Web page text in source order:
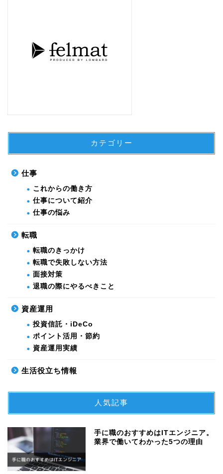
カテゴリー
仕事
これからの働き方
仕事について紹介
仕事の悩み
転職
転職のきっかけ
転職で失敗しない方法
面接対策
退職の際にやるべきこと
資産運用
投資信託・iDeCo
ポイント活用・節約
資産運用実績
生活役立ち情報
人気記事
手に職のおすすめはITエンジニア。
業界で働いてわかった5つの理由